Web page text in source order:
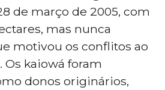
de março de 2005, com
mas nunca
motivou os conflitos ao
. Os kaiowá foram
donos originários,